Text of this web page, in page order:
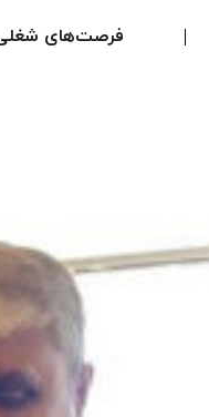
فرصت‌های